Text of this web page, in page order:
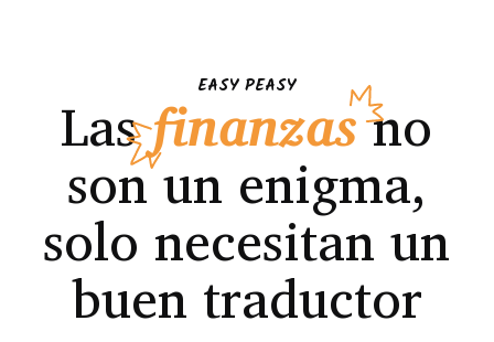
EASY PEASY
Lasfinanzasno
son un enigma,
solo necesitan un
buen traductor